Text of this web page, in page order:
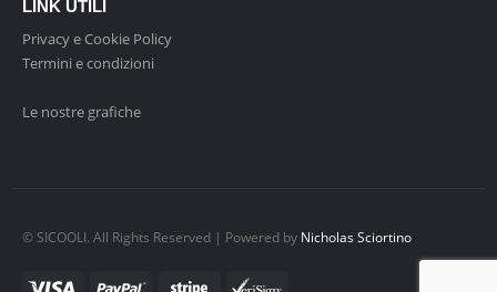
LINK UTILI
Privacy e Cookie Policy
Termini e condizioni
Le nostre grafiche
© SICOOLI. All Rights Reserved | Powered by Nicholas Sciortino